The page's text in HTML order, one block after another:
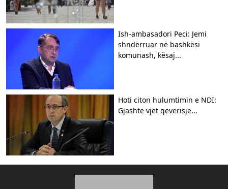
Ish-ambasadori Peci: Jemi
shndërruar në bashkësi
komunash, kësaj...
Hoti citon hulumtimin e NDI:
Gjashtë vjet qeverisje...